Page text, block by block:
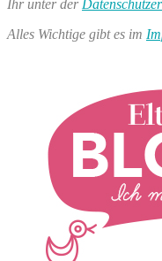
Ihr unter der
Alles Wichtige gibt es im